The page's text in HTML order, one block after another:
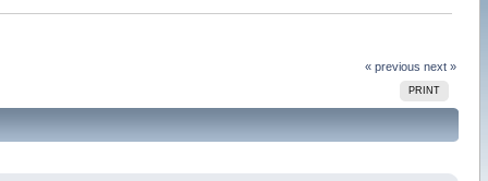
« previous next »
PRINT